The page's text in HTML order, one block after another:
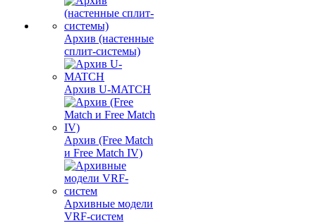
Архив (настенные
сплит-системы)
Архив U-MATCH
Архив (Free Match
и Free Match IV)
Архивные модели
VRF-систем